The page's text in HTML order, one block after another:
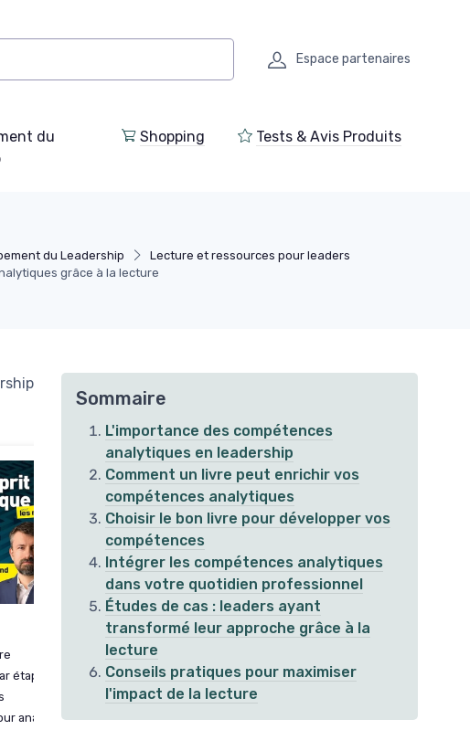
Espace partenaires
du
Shopping Tests & Avis Produits
du Leadership
Lecture et ressources pour leaders
grâce à la lecture
étape
analyser les
Dérivées des Fonctions: Théorie
les niveaux
Sommaire
L'importance des compétences
analytiques en leadership
Comment un livre peut enrichir vos
compétences analytiques
Choisir le bon livre pour développer vos
compétences
Intégrer les compétences analytiques
dans votre quotidien professionnel
Études de cas : leaders ayant
transformé leur approche grâce à la
lecture
Conseils pratiques pour maximiser
l'impact de la lecture